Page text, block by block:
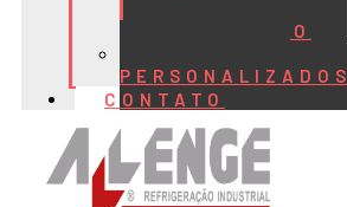
DISTRIBUIÇÃO
PERSONALIZADOS
CONTATO